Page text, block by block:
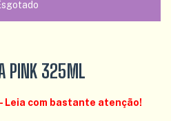
PINK 325ML
Leia com bastante atenção!